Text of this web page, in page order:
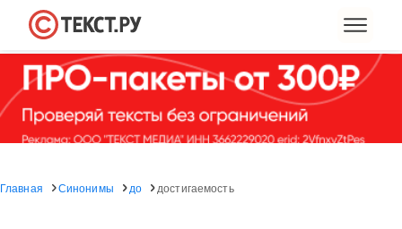
Главная Синонимы до достигаемость